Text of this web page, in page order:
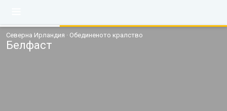
Северна Ирландия · Обединеното кралство
Белфаст